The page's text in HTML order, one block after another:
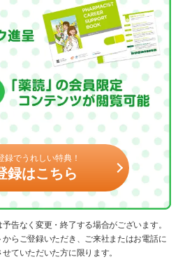
録でうれしい特典！
録はこちら
告なく変更・終了する場合がございます。
らご登録いただき、ご来社またはお電話に
ていただいた方に限ります。